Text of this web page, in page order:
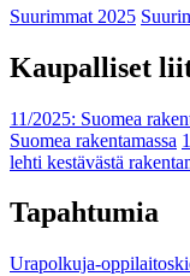
Suurimmat 2025
Kaupalliset
11/2025: Suomea
Suomea rakentamassa
lehti kestävästä
Tapahtumia
Urapolkuja-